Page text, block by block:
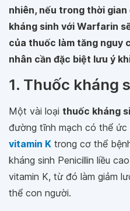
nhiên, nếu trong thời
kháng sinh với Warfarin
của thuốc làm tăng nguy
nhân cần đặc biệt lưu ý
1. Thuốc kháng
Một vài loại thuốc kháng
đường tĩnh mạch có thể
vitamin K trong cơ thể
kháng sinh Penicillin liều
vitamin K, từ đó làm giảm
thể con người.